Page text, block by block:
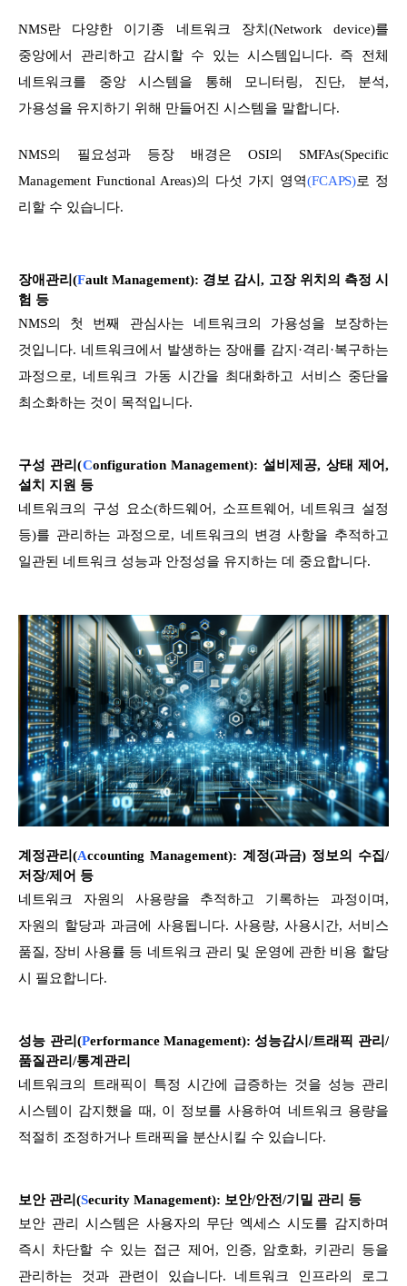
NMS란 다양한 이기종 네트워크 장치(Network device)를
중앙에서 관리하고 감시할 수 있는 시스템입니다. 즉 전체
네트워크를 중앙 시스템을 통해 모니터링, 진단, 분석,
가용성을 유지하기 위해 만들어진 시스템을 말합니다.
NMS의 필요성과 등장 배경은 OSI의 SMFAs(Specific
Management Functional Areas)의 다섯 가지 영역(FCAPS)로 정
리할 수 있습니다.
장애관리(Fault Management): 경보 감시, 고장 위치의 측정 시
험 등
NMS의 첫 번째 관심사는 네트워크의 가용성을 보장하는
것입니다. 네트워크에서 발생하는 장애를 감지·격리·복구하는
과정으로, 네트워크 가동 시간을 최대화하고 서비스 중단을
최소화하는 것이 목적입니다.
구성 관리(Configuration Management): 설비제공, 상태 제어,
설치 지원 등
네트워크의 구성 요소(하드웨어, 소프트웨어, 네트워크 설정
등)를 관리하는 과정으로, 네트워크의 변경 사항을 추적하고
일관된 네트워크 성능과 안정성을 유지하는 데 중요합니다.
계정관리(Accounting Management): 계정(과금) 정보의 수집/
저장/제어 등
네트워크 자원의 사용량을 추적하고 기록하는 과정이며,
자원의 할당과 과금에 사용됩니다. 사용량, 사용시간, 서비스
품질, 장비 사용률 등 네트워크 관리 및 운영에 관한 비용 할당
시 필요합니다.
성능 관리(Performance Management): 성능감시/트래픽 관리/
품질관리/통계관리
네트워크의 트래픽이 특정 시간에 급증하는 것을 성능 관리
시스템이 감지했을 때, 이 정보를 사용하여 네트워크 용량을
적절히 조정하거나 트래픽을 분산시킬 수 있습니다.
보안 관리(Security Management): 보안/안전/기밀 관리 등
보안 관리 시스템은 사용자의 무단 엑세스 시도를 감지하며
즉시 차단할 수 있는 접근 제어, 인증, 암호화, 키관리 등을
관리하는 것과 관련이 있습니다. 네트워크 인프라의 로그